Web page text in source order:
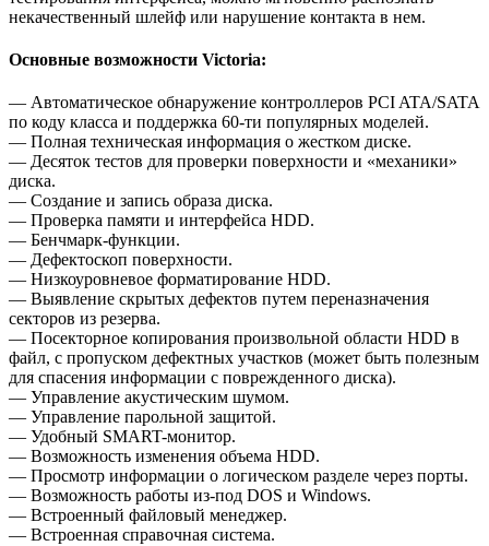
некачественный шлейф или нарушение контакта в нем.
Основные возможности Victoria:
— Автоматическое обнаружение контроллеров PCI ATA/SATA
по коду класса и поддержка 60-ти популярных моделей.
— Полная техническая информация о жестком диске.
— Десяток тестов для проверки поверхности и «механики»
диска.
— Создание и запись образа диска.
— Проверка памяти и интерфейса HDD.
— Бенчмарк-функции.
— Дефектоскоп поверхности.
— Низкоуровневое форматирование HDD.
— Выявление скрытых дефектов путем переназначения
секторов из резерва.
— Посекторное копирования произвольной области HDD в
файл, с пропуском дефектных участков (может быть полезным
для спасения информации с поврежденного диска).
— Управление акустическим шумом.
— Управление парольной защитой.
— Удобный SMART-монитор.
— Возможность изменения объема HDD.
— Просмотр информации о логическом разделе через порты.
— Возможность работы из-под DOS и Windows.
— Встроенный файловый менеджер.
— Встроенная справочная система.